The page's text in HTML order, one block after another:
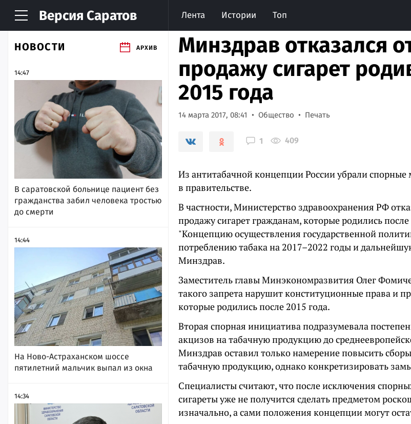
Версия Саратов Лента Истории Топ
НОВОСТИ АРХИВ
14:47
В саратовской больнице пациент без
гражданства забил человека тростью
до смерти
14:44
На Ново-Астраханском шоссе
пятилетний мальчик выпал из окна
14:34
Минздрав отказался
продажу сигарет
2015 года
14 марта 2017, 08:41 Общество Печать
1 409
Из антитабачной концепции России убрали
в правительстве.
В частности, Министерство здравоохранения РФ
продажу сигарет гражданам, которые родились
"Концепцию осуществления государственной
потреблению табака на 2017–2022 годы и
Минздрав.
Заместитель главы Минэкономразвития Олег
такого запрета нарушит конституционные права и
которые родились после 2015 года.
Вторая спорная инициатива подразумевала
акцизов на табачную продукцию до
Минздрав оставил только намерение повысить
табачную продукцию, однако конкретизировать
Специалисты считают, что после исключения
сигареты уже не получится сделать предметом
изначально, а сами положения концепции могут